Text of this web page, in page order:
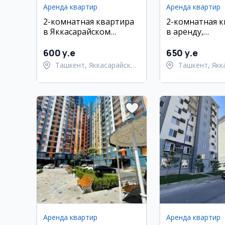
Аренда квартир
2-комнатная квартира
в Яккасарайском
600 y.e
Ташкент, Яккасарайский
Аренда квартир
2-комнатная
в аренду,
ул. Абдуллы
650 y.e
Ташкент,
Аренда квартир Аренда квартир